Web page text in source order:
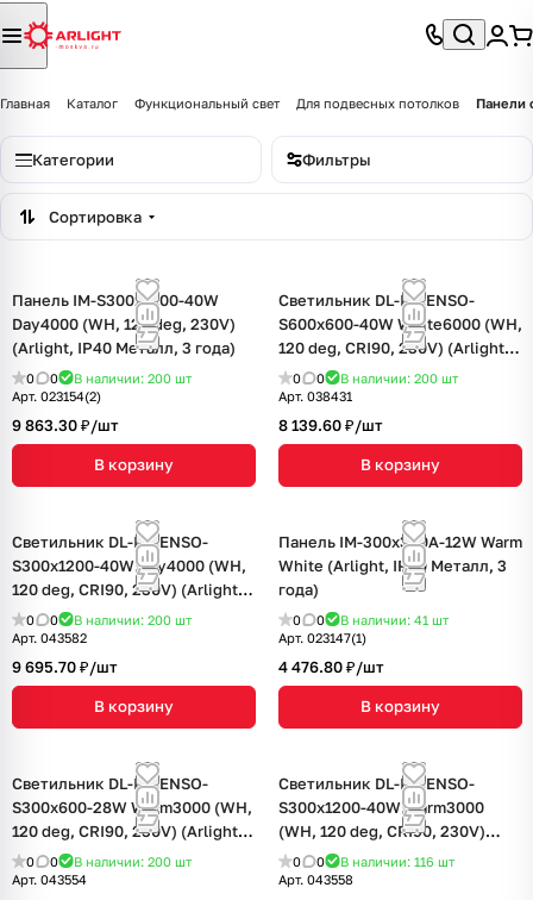
Главная Каталог Функциональный свет Для подвесных потолков Панели
Категории Фильтры
Сортировка
Панель IM-S300x1200-40W
Day4000 (WH, 120 deg, 230V)
(Arlight, IP40 Металл, 3 года)
0 0 В наличии: 200 шт
Арт. 023154(2)
9 863.30 ₽/шт
В корзину
Светильник DL-INTENSO-
S600x600-40W White6000 (WH,
120 deg, CRI90, 230V) (Arlight,
IP40 Металл, 5 лет)
0 0 В наличии: 200 шт
Арт. 038431
8 139.60 ₽/шт
В корзину
Светильник DL-INTENSO-
S300x1200-40W Day4000 (WH,
120 deg, CRI90, 230V) (Arlight,
IP40 Металл, 5 лет)
0 0 В наличии: 200 шт
Арт. 043582
9 695.70 ₽/шт
В корзину
Панель IM-300x300A-12W Warm
White (Arlight, IP40 Металл, 3
года)
0 0 В наличии: 41 шт
Арт. 023147(1)
4 476.80 ₽/шт
В корзину
Светильник DL-INTENSO-
S300x600-28W Warm3000 (WH,
120 deg, CRI90, 230V) (Arlight,
IP40 Металл, 5 лет)
0 0 В наличии: 200 шт
Арт. 043554
Светильник DL-INTENSO-
S300x1200-40W Warm3000
(WH, 120 deg, CRI90, 230V)
(Arlight, IP40 Металл, 5 лет)
0 0 В наличии: 116 шт
Арт. 043558